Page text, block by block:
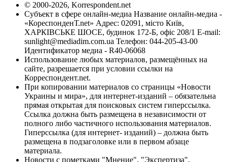
© 2000-2026, Korrespondent.net
Субъект в сфере онлайн-медиа Название онлайн-медиа -
«КореспонденТ.net» Адрес: 02091, місто Київ,
ХАРКІВСЬКЕ ШОСЕ, будинок 172-Б, офіс 208/1 E-mail:
sunlight@mediadim.com.ua Телефон: 044-205-43-00
Идентификатор медиа - R40-06068
Использование любых материалов, размещённых на
сайте, разрешается при условии ссылки на
Корреспондент.net.
При копировании материалов со страницы «Новости
Украины и мира», для интернет-изданий – обязательна
прямая открытая для поисковых систем гиперссылка.
Ссылка должна быть размещена в независимости от
полного либо частичного использования материалов.
Гиперссылка (для интернет- изданий) – должна быть
размещена в подзаголовке или в первом абзаце
материала.
Новости с пометками "Мнение", "Экспертиза",